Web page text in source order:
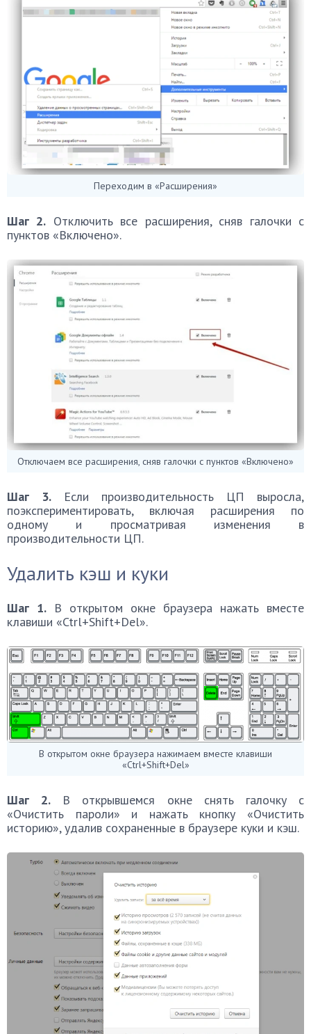
Переходим в «Расширения»
Шаг 2. Отключить все расширения, сняв галочки с
пунктов «Включено».
Отключаем все расширения, сняв галочки с пунктов «Включено»
Шаг 3. Если производительность ЦП выросла,
поэкспериментировать, включая расширения по
одному и просматривая изменения в
производительности ЦП.
Удалить кэш и куки
Шаг 1. В открытом окне браузера нажать вместе
клавиши «Ctrl+Shift+Del».
В открытом окне браузера нажимаем вместе клавиши
«Ctrl+Shift+Del»
Шаг 2. В открывшемся окне снять галочку с
«Очистить пароли» и нажать кнопку «Очистить
историю», удалив сохраненные в браузере куки и кэш.